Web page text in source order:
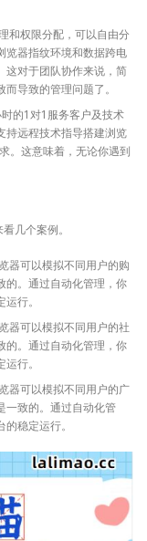
和权限分配，可以自由分
览器指纹环境和数据跨电
这对于团队协作来说，简
导致的管理问题了。
的1对1服务客户及技术
持远程技术指导搭建浏览
。这意味着，无论你遇到
几个案例。
器可以模拟不同用户的购
的。通过自动化管理，你
行。
器可以模拟不同用户的社
的。通过自动化管理，你
行。
器可以模拟不同用户的广
一致的。通过自动化管
稳定运行。